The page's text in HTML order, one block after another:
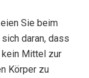
Sie beim
daran, dass
Mittel zur
Körper zu